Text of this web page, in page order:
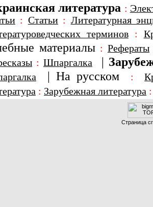
литература :
: Статьи: Литературная
терминов:
материалы : Рефераты
: Шпаргалка |
| На русском :
: Зарубежная литература
Страница